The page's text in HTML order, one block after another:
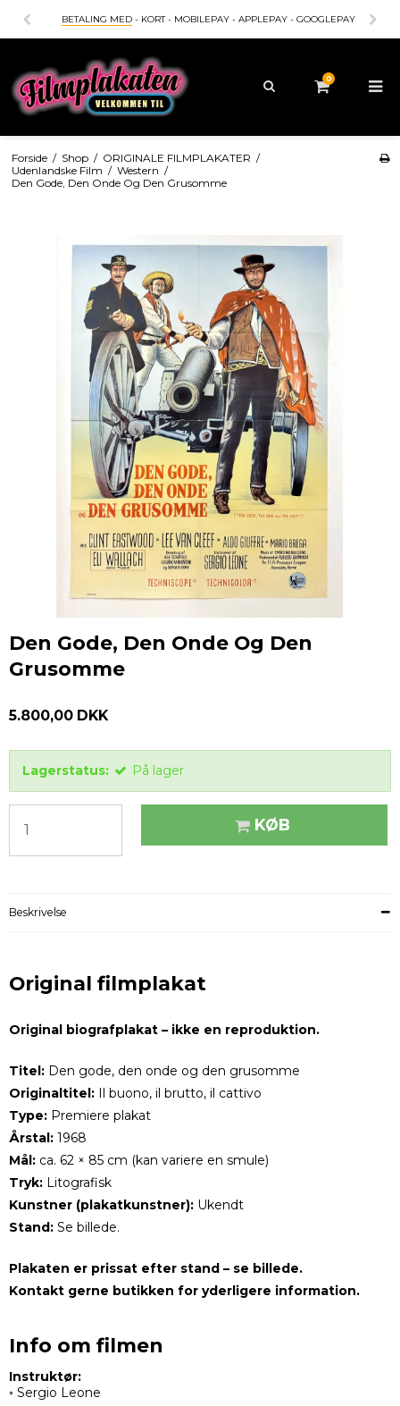
BETALING MED- KORT - MOBILEPAY - APPLEPAY - GOOGLEPAY
0
Forside / Shop / ORIGINALE FILMPLAKATER /
Udenlandske Film / Western /
Den Gode, Den Onde Og Den Grusomme
Den Gode, Den Onde Og Den
Grusomme
5.800,00 DKK
Lagerstatus: På lager
KØB
Beskrivelse
Original filmplakat
Original biografplakat – ikke en reproduktion.
Titel: Den gode, den onde og den grusomme
Originaltitel: Il buono, il brutto, il cattivo
Type: Premiere plakat
Årstal: 1968
Mål: ca. 62 × 85 cm (kan variere en smule)
Tryk: Litografisk
Kunstner (plakatkunstner): Ukendt
Stand: Se billede.
Plakaten er prissat efter stand – se billede.
Kontakt gerne butikken for yderligere information.
Info om filmen
Instruktør:
◦ Sergio Leone